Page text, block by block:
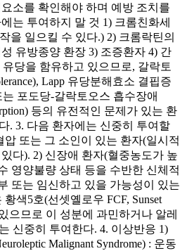
소를 확인해야 하며 예방 조치를
는 투여하지 말 것 1) 크롬친화세
을 일으킬 수 있다.) 2) 크롬락틴의
유방종양 환장 3) 조증환자 4) 간
당을 함유하고 있으므로, 갈락토
Lapp 유당분해효소 결핍증
는 포도당-갈락토오스 흡수장애
등의 유전적인 문제가 있는 환
. 3. 다음 환자에는 신중히 투여할
압 또는 그 소인이 있는 환자(일시적
다). 2) 신장애 환자(혈중농도가 높
영양불량 상태 등을 수반한 신체적
또는 임신하고 있을 가능성이 있는
색5호(선셋옐로우 FCF, Sunset
으므로 이 성분에 과민하거나 알레
신중히 투여한다. 4. 이상반응 1)
Malignant Syndrome) : 운동